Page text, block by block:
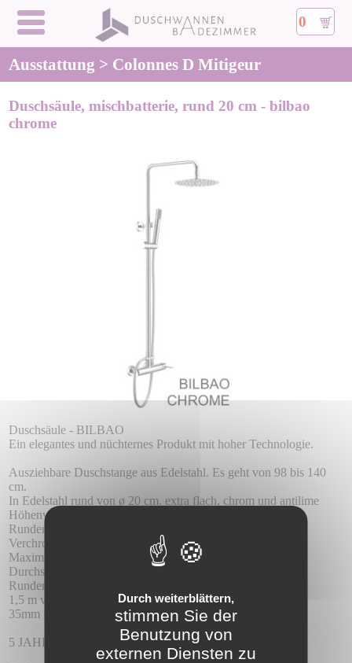
0
Ausstattung > Colonnes D Mitigeur
Duschsäule, mischbatterie, rund 20 cm - bilbao
chrome
Duschsäule - BILBAO
Ein elegantes und nüchternes Produkt mit hoher Technologie.
Ausziehbare Duschstange aus Edelstahl. Es geht von 98 bis 140
cm.
In Edelstahl rund von ø 20 cm. extra flach, chrom und antilime
Höhenverstellbare Stütze
Runder Duschhahn
Verchromter Messinghahn.
Maximaler Druck 6 atm. Minimal 1 atm.
Durchschnittlicher Durchfluss 12 Liter / Minute
Runder Messingmischer.
1,5 m verstärkter flexibler Schlauch
35mm Keramikkartusche
5 JAHRE GARANTIE.
Durch weiterblättern,
stimmen Sie der
Benutzung von
externen Diensten zu